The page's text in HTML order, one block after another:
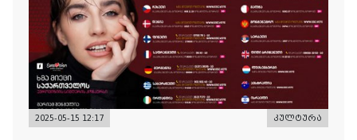
2025-05-15 12:17 კულტურა